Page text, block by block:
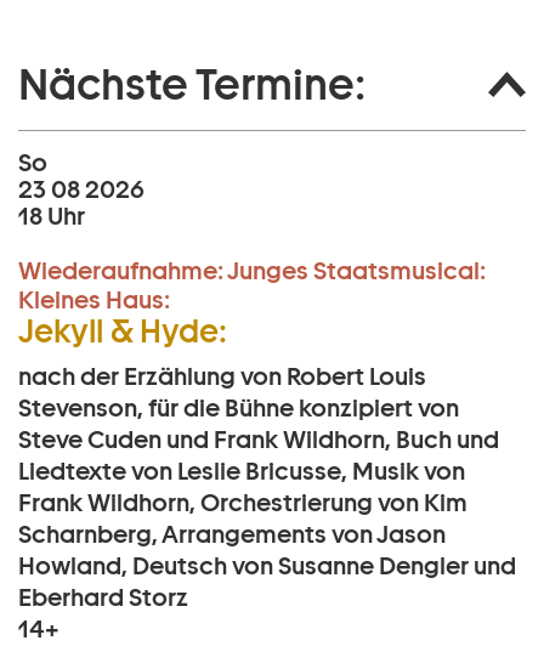
Nächste Termine:
So
23 08 2026
18 Uhr
Wiederaufnahme:Junges Staatsmusical:
Kleines Haus:
Jekyll & Hyde:
nach der Erzählung von Robert Louis
Stevenson, für die Bühne konzipiert von
Steve Cuden und Frank Wildhorn, Buch und
Liedtexte von Leslie Bricusse, Musik von
Frank Wildhorn, Orchestrierung von Kim
Scharnberg, Arrangements von Jason
Howland, Deutsch von Susanne Dengler und
Eberhard Storz
14+